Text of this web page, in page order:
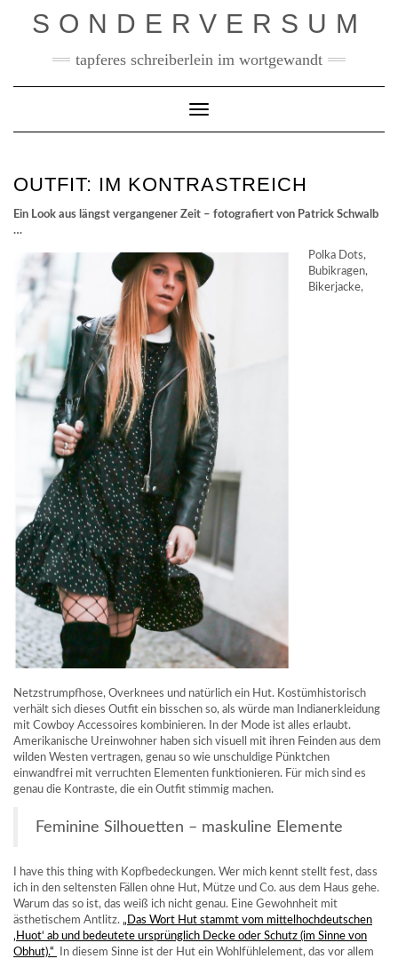
SONDERVERSUM
tapferes schreiberlein im wortgewandt
Toggle Navigation
OUTFIT: IM KONTRASTREICH
Ein Look aus längst vergangener Zeit – fotografiert von Patrick Schwalb
…
Polka Dots,
Bubikragen,
Bikerjacke,
Netzstrumpfhose, Overknees und natürlich ein Hut. Kostümhistorisch
verhält sich dieses Outfit ein bisschen so, als würde man Indianerkleidung
mit Cowboy Accessoires kombinieren. In der Mode ist alles erlaubt.
Amerikanische Ureinwohner haben sich visuell mit ihren Feinden aus dem
wilden Westen vertragen, genau so wie unschuldige Pünktchen
einwandfrei mit verruchten Elementen funktionieren. Für mich sind es
genau die Kontraste, die ein Outfit stimmig machen.
Feminine Silhouetten – maskuline Elemente
I have this thing with Kopfbedeckungen. Wer mich kennt stellt fest, dass
ich in den seltensten Fällen ohne Hut, Mütze und Co. aus dem Haus gehe.
Warum das so ist, das weiß ich nicht genau. Eine Gewohnheit mit
ästhetischem Antlitz. „Das Wort Hut stammt vom mittelhochdeutschen
‚Huot‘ ab und bedeutete ursprünglich Decke oder Schutz (im Sinne von
Obhut).“
In diesem Sinne ist der Hut ein Wohlfühlelement, das vor allem